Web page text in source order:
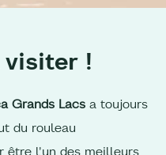
visiter !
Grands Lacs a toujours
du rouleau
être l'un des meilleurs